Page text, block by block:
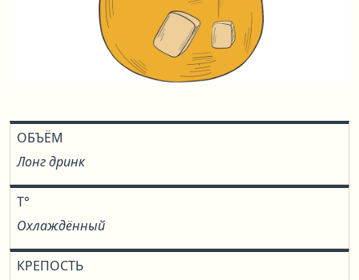
ОБЪЁМ
Лонг дринк
T°
Охлаждённый
КРЕПОСТЬ